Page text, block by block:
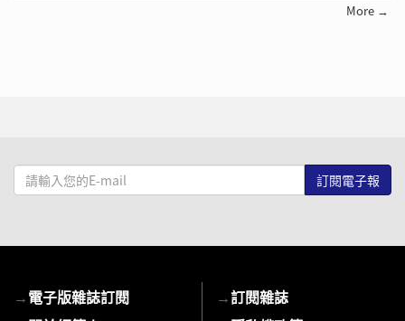
More →
請
輸
mail
→電子版雜誌訂閱
→訂閱雜誌